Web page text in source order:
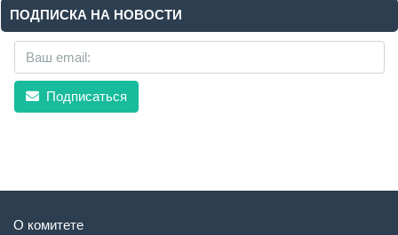
ПОДПИСКА НА НОВОСТИ
Подписаться
О комитете